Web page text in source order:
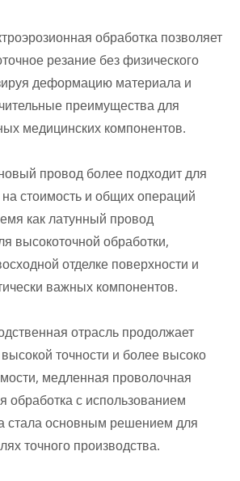
обработка позволяет
резание без физического
деформацию материала и
преимущества для
медицинских компонентов.
провод более подходит для
стоимость и общих операций
как латунный провод
высокоточной обработки,
отделке поверхности и
важных компонентов.
отрасль продолжает
точности и более высоко
медленная проволочная
обработка с использованием
стала основным решением для
точного производства.